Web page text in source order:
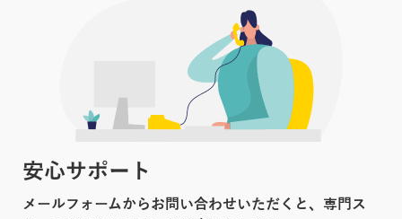
安心サポート
メールフォームからお問い合わせいただくと、専門ス